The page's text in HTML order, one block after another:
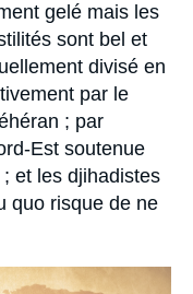
gelé mais les
sont bel et
divisé en
par le
; par
Est soutenue
et les djihadistes
quo risque de ne